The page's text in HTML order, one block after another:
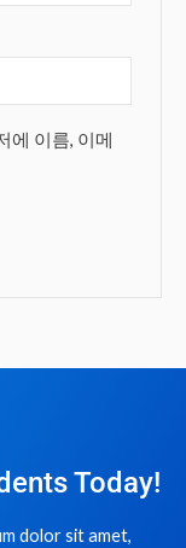
에 이름, 이메
Today!
dolor sit amet,